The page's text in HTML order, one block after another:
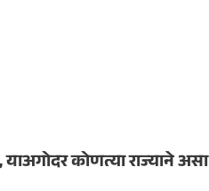
कोणत्या राज्याने असा